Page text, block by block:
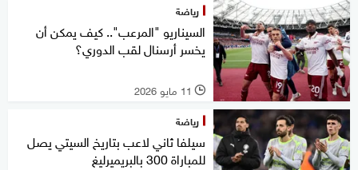
رياضة
السيناريو "المرعب".. كيف يمكن أن
يخسر أرسنال لقب الدوري؟
l 11 مايو 2026
رياضة
سيلفا ثاني لاعب بتاريخ السيتي يصل
للمباراة 300 بالبريميرليغ